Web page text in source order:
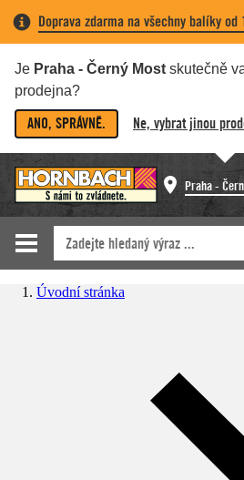
Doprava zdarma na všechny balíky od
Je Praha - Černý Most skutečně
prodejna?
ANO, SPRÁVNĚ. Ne, vybrat jinou
Praha -
Úvodní stránka